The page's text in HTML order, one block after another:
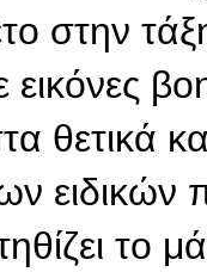
στην
εικόνες
θετικά
το